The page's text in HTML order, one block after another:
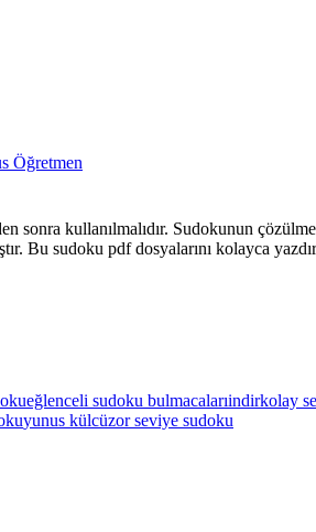
Öğretmen
sonra kullanılmalıdır. Sudokunun
Bu sudoku pdf dosyalarını kolayca
eğlenceli sudoku bulmacalarıindirkolay
yunus külcüzor seviye sudoku